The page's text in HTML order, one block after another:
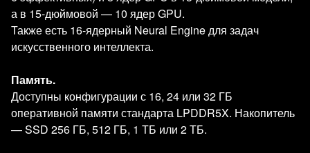
а в 15‑дюймовой — 10 ядер GPU.
Также есть 16‑ядерный Neural Engine для задач
искусственного интеллекта.
Память.
Доступны конфигурации с 16, 24 или 32 ГБ
оперативной памяти стандарта LPDDR5X. Накопитель
— SSD 256 ГБ, 512 ГБ, 1 ТБ или 2 ТБ.